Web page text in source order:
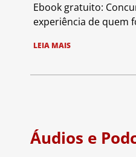
Ebook gratuito:
experiência de quem
LEIA MAIS
Áudios e